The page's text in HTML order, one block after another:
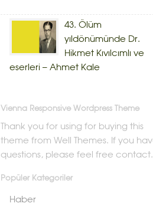
43. Ölüm
yıldönümünde Dr.
Hikmet Kıvılcımlı ve
eserleri – Ahmet Kale
Vienna Responsive Wordpress Theme
Thank you for using for buying this
theme from Well Themes. If you
questions, please feel free contact.
Popüler Kategoriler
Haber